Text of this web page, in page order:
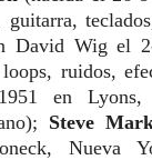
David Wig el
ruidos,
en Lyons,
Steve
Nueva